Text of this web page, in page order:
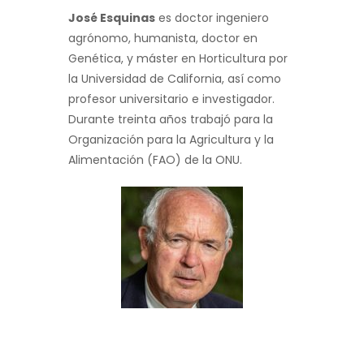
José Esquinas es doctor ingeniero
agrónomo, humanista, doctor en
Genética, y máster en Horticultura por
la Universidad de California, así como
profesor universitario e investigador.
Durante treinta años trabajó para la
Organización para la Agricultura y la
Alimentación (FAO) de la ONU.